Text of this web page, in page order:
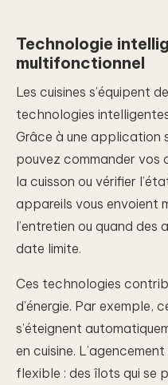
Technologie
multifonctionnel
Les cuisines s’équipent
technologies
Grâce à une application
pouvez commander vos
la cuisson ou vérifier
appareils vous envoient
l’entretien ou quand
date limite.
Ces technologies
d’énergie. Par exemple,
s’éteignent
en cuisine.
flexible : des îlots qui se